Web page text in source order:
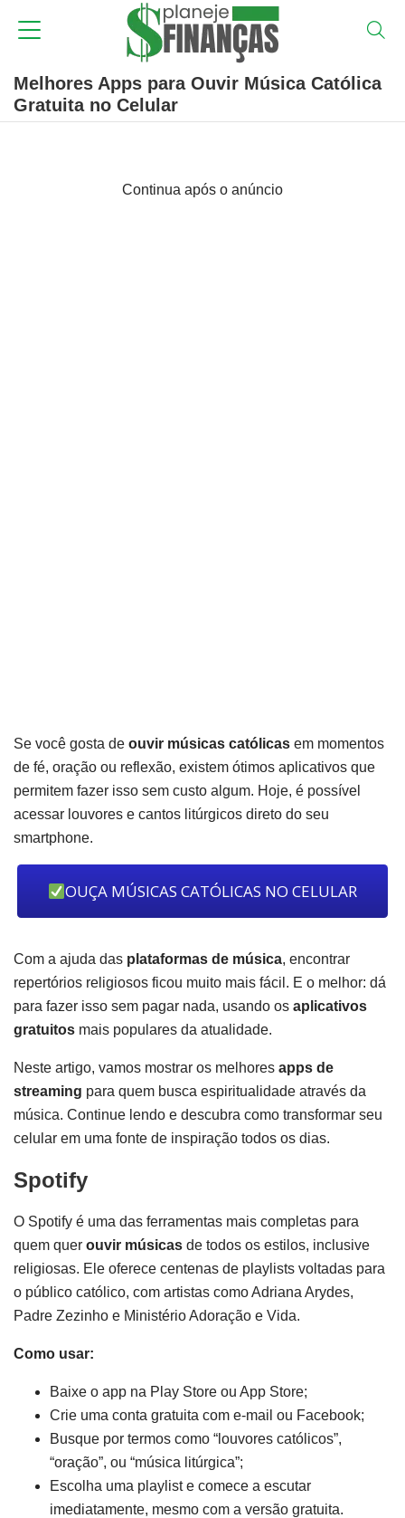
Melhores Apps para Ouvir Música Católica
Gratuita no Celular
Continua após o anúncio
Se você gosta de ouvir músicas católicas em momentos
de fé, oração ou reflexão, existem ótimos aplicativos que
permitem fazer isso sem custo algum. Hoje, é possível
acessar louvores e cantos litúrgicos direto do seu
smartphone.
OUÇA MÚSICAS CATÓLICAS NO CELULAR
Com a ajuda das plataformas de música, encontrar
repertórios religiosos ficou muito mais fácil. E o melhor: dá
para fazer isso sem pagar nada, usando os aplicativos
gratuitos mais populares da atualidade.
Neste artigo, vamos mostrar os melhores apps de
streaming para quem busca espiritualidade através da
música. Continue lendo e descubra como transformar seu
celular em uma fonte de inspiração todos os dias.
Spotify
O Spotify é uma das ferramentas mais completas para
quem quer ouvir músicas de todos os estilos, inclusive
religiosas. Ele oferece centenas de playlists voltadas para
o público católico, com artistas como Adriana Arydes,
Padre Zezinho e Ministério Adoração e Vida.
Como usar:
Baixe o app na Play Store ou App Store;
Crie uma conta gratuita com e-mail ou Facebook;
Busque por termos como “louvores católicos”,
“oração”, ou “música litúrgica”;
Escolha uma playlist e comece a escutar
imediatamente, mesmo com a versão gratuita.